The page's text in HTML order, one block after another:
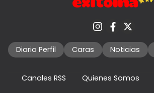
Diario Perfil Caras Noticias
Canales RSS Quienes Somos